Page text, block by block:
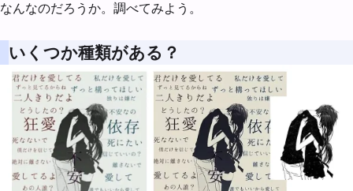
なんなのだろうか。調べてみよう。
いくつか種類がある？